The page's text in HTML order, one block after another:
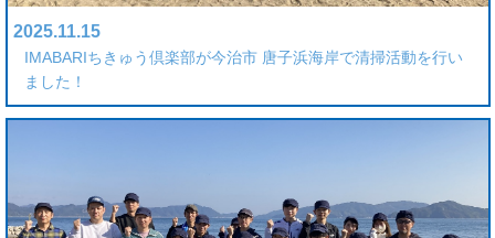
2025.11.15
IMABARIちきゅう倶楽部が今治市 唐子浜海岸で清掃活動を行い
ました！